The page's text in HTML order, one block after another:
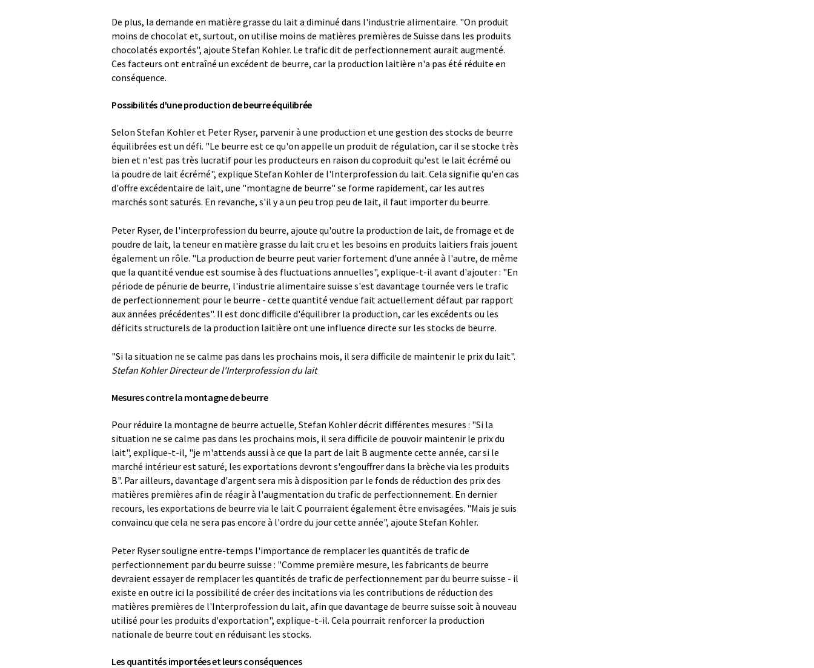
De plus, la demande en matière grasse du lait a diminué dans l'industrie alimentaire. "On produit
moins de chocolat et, surtout, on utilise moins de matières premières de Suisse dans les produits
chocolatés exportés", ajoute Stefan Kohler. Le trafic dit de perfectionnement aurait augmenté.
Ces facteurs ont entraîné un excédent de beurre, car la production laitière n'a pas été réduite en
conséquence.
Possibilités d'une production de beurre équilibrée
Selon Stefan Kohler et Peter Ryser, parvenir à une production et une gestion des stocks de beurre
équilibrées est un défi. "Le beurre est ce qu'on appelle un produit de régulation, car il se stocke très
bien et n'est pas très lucratif pour les producteurs en raison du coproduit qu'est le lait écrémé ou
la poudre de lait écrémé", explique Stefan Kohler de l'Interprofession du lait. Cela signifie qu'en cas
d'offre excédentaire de lait, une "montagne de beurre" se forme rapidement, car les autres
marchés sont saturés. En revanche, s'il y a un peu trop peu de lait, il faut importer du beurre.
Peter Ryser, de l'interprofession du beurre, ajoute qu'outre la production de lait, de fromage et de
poudre de lait, la teneur en matière grasse du lait cru et les besoins en produits laitiers frais jouent
également un rôle. "La production de beurre peut varier fortement d'une année à l'autre, de même
que la quantité vendue est soumise à des fluctuations annuelles", explique-t-il avant d'ajouter : "En
période de pénurie de beurre, l'industrie alimentaire suisse s'est davantage tournée vers le trafic
de perfectionnement pour le beurre - cette quantité vendue fait actuellement défaut par rapport
aux années précédentes". Il est donc difficile d'équilibrer la production, car les excédents ou les
déficits structurels de la production laitière ont une influence directe sur les stocks de beurre.
"Si la situation ne se calme pas dans les prochains mois, il sera difficile de maintenir le prix du lait".
Stefan Kohler Directeur de l'Interprofession du lait
Mesures contre la montagne de beurre
Pour réduire la montagne de beurre actuelle, Stefan Kohler décrit différentes mesures : "Si la
situation ne se calme pas dans les prochains mois, il sera difficile de pouvoir maintenir le prix du
lait", explique-t-il, "je m'attends aussi à ce que la part de lait B augmente cette année, car si le
marché intérieur est saturé, les exportations devront s'engouffrer dans la brèche via les produits
B". Par ailleurs, davantage d'argent sera mis à disposition par le fonds de réduction des prix des
matières premières afin de réagir à l'augmentation du trafic de perfectionnement. En dernier
recours, les exportations de beurre via le lait C pourraient également être envisagées. "Mais je suis
convaincu que cela ne sera pas encore à l'ordre du jour cette année", ajoute Stefan Kohler.
Peter Ryser souligne entre-temps l'importance de remplacer les quantités de trafic de
perfectionnement par du beurre suisse : "Comme première mesure, les fabricants de beurre
devraient essayer de remplacer les quantités de trafic de perfectionnement par du beurre suisse - il
existe en outre ici la possibilité de créer des incitations via les contributions de réduction des
matières premières de l'Interprofession du lait, afin que davantage de beurre suisse soit à nouveau
utilisé pour les produits d'exportation", explique-t-il. Cela pourrait renforcer la production
nationale de beurre tout en réduisant les stocks.
Les quantités importées et leurs conséquences